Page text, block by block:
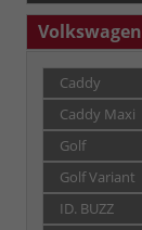
Volkswagen
Caddy
Caddy Maxi
Golf
Golf Variant
ID. BUZZ